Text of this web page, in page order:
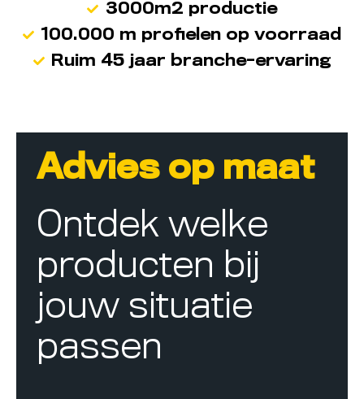
3000m2 productie
100.000 m profielen op voorraad
Ruim 45 jaar branche-ervaring
Advies op maat
Ontdek welke
producten bij
jouw situatie
passen